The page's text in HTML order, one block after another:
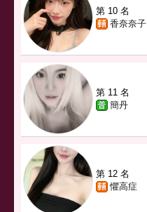
第 10 名
香奈奈子
第 11 名
簡丹
第 12 名
懼高症